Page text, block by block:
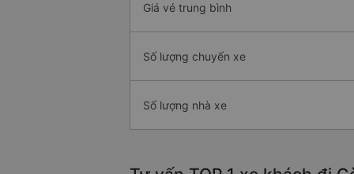
Giá vé trung bình
Số lượng chuyến xe
Số lượng nhà xe